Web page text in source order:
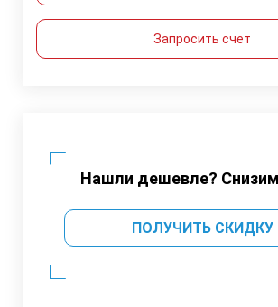
Запросить счет
Нашли дешевле?
ПОЛУЧИТЬ СКИДКУ